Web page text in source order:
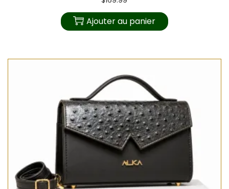
Ajouter au panier